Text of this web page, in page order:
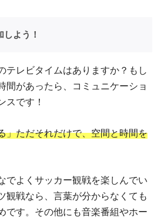
よう！
テレビタイムはありますか？もし
間があったら、コミュニケーショ
スです！
」ただそれだけで、空間と時間を
でよくサッカー観戦を楽しんでい
観戦なら、言葉が分からなくても
です。その他にも音楽番組やホー